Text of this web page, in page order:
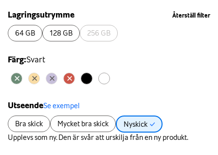
Återställ filter
Lagringsutrymme
64 GB 128 GB 256 GB
Färg:Svart
UtseendeSe exempel
Bra skick Mycket bra skick
Nyskick
Upplevs som ny. Den är svår att urskilja från en ny produkt.